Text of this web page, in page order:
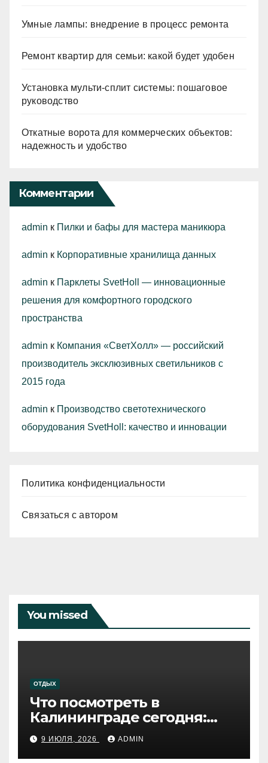
Умные лампы: внедрение в процесс ремонта
Ремонт квартир для семьи: какой будет удобен
Установка мульти-сплит системы: пошаговое
руководство
Откатные ворота для коммерческих объектов:
надежность и удобство
Комментарии
admin к Пилки и бафы для мастера маникюра
admin к Корпоративные хранилища данных
admin к Парклеты SvetHoll — инновационные
решения для комфортного городского
пространства
admin к Компания «СветХолл» — российский
производитель эксклюзивных светильников с
2015 года
admin к Производство светотехнического
оборудования SvetHoll: качество и инновации
Политика конфиденциальности
Связаться с автором
You missed
ОТДЫХ
Что посмотреть в
Калининграде сегодня:
путеводитель по самому
западному городу России
9 ИЮЛЯ, 2026 ADMIN